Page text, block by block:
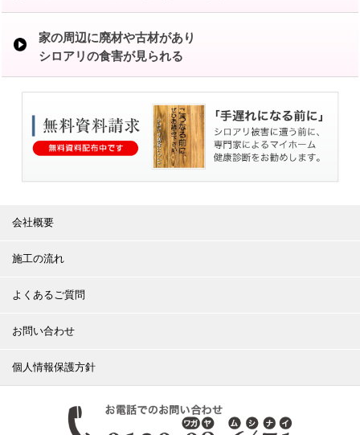
家の周辺に廃材や古材があり
シロアリの食害が見られる
会社概要
施工の流れ
よくあるご質問
お問い合わせ
個人情報保護方針